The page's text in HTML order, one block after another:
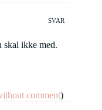
SVAR
skal ikke med.
comment)